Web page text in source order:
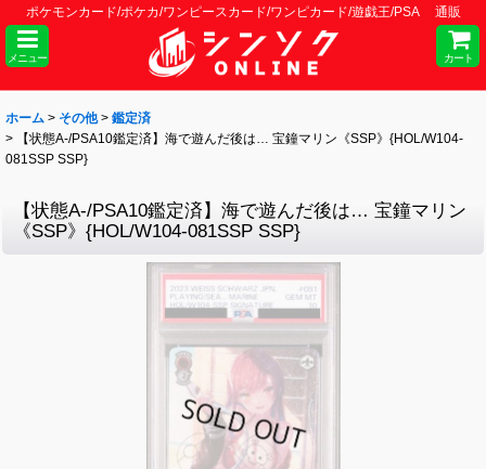
ポケモンカード/ポケカ/ワンピースカード/ワンピカード/遊戯王/PSA 通販
メニュー カート
ホーム > その他 > 鑑定済
>
【状態A-/PSA10鑑定済】海で遊んだ後は… 宝鐘マリン《SSP》{HOL/W104-
081SSP SSP}
【状態A-/PSA10鑑定済】海で遊んだ後は… 宝鐘マリン
《SSP》{HOL/W104-081SSP SSP}